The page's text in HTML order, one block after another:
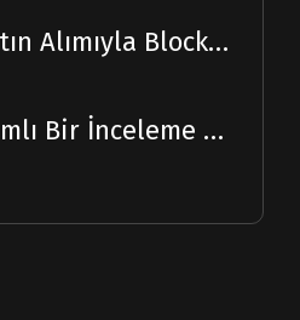
Etherscan, Solscan Satın Alımıyla Blockchain Ufuklarını Genişletiyor
Bitcoin 2023'te: Kapsamlı Bir İnceleme ve 2024 Tahmini